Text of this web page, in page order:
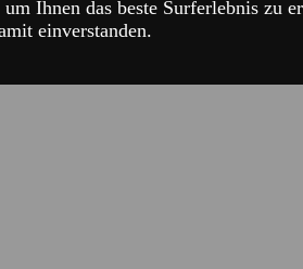
Ihnen das beste Surferlebnis zu
einverstanden.